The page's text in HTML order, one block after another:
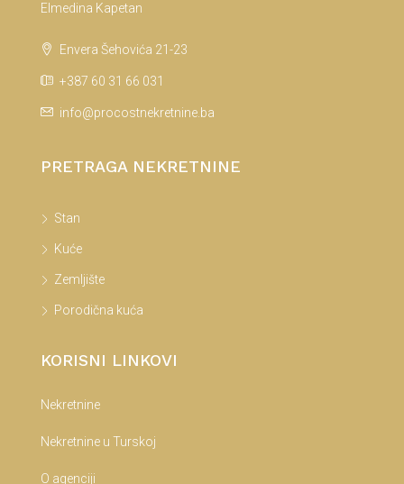
Elmedina Kapetan
Envera Šehovića 21-23
+387 60 31 66 031
info@procostnekretnine.ba
PRETRAGA NEKRETNINE
Stan
Kuće
Zemljište
Porodična kuća
KORISNI LINKOVI
Nekretnine
Nekretnine u Turskoj
O agenciji